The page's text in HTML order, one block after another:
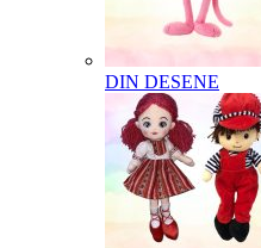
DIN DESENE